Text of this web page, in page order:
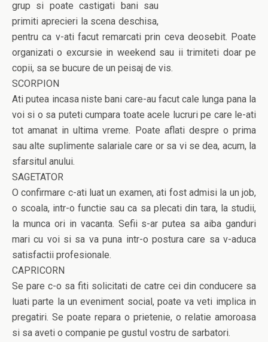
grup si poate castigati bani sau
primiti aprecieri la scena deschisa,
pentru ca v-ati facut remarcati prin ceva deosebit. Poate
organizati o excursie in weekend sau ii trimiteti doar pe
copii, sa se bucure de un peisaj de vis.
SCORPION
Ati putea incasa niste bani care-au facut cale lunga pana la
voi si o sa puteti cumpara toate acele lucruri pe care le-ati
tot amanat in ultima vreme. Poate aflati despre o prima
sau alte suplimente salariale care or sa vi se dea, acum, la
sfarsitul anului.
SAGETATOR
O confirmare c-ati luat un examen, ati fost admisi la un job,
o scoala, intr-o functie sau ca sa plecati din tara, la studii,
la munca ori in vacanta. Sefii s-ar putea sa aiba ganduri
mari cu voi si sa va puna intr-o postura care sa v-aduca
satisfactii profesionale.
CAPRICORN
Se pare c-o sa fiti solicitati de catre cei din conducere sa
luati parte la un eveniment social, poate va veti implica in
pregatiri. Se poate repara o prietenie, o relatie amoroasa
si sa aveti o companie pe gustul vostru de sarbatori.